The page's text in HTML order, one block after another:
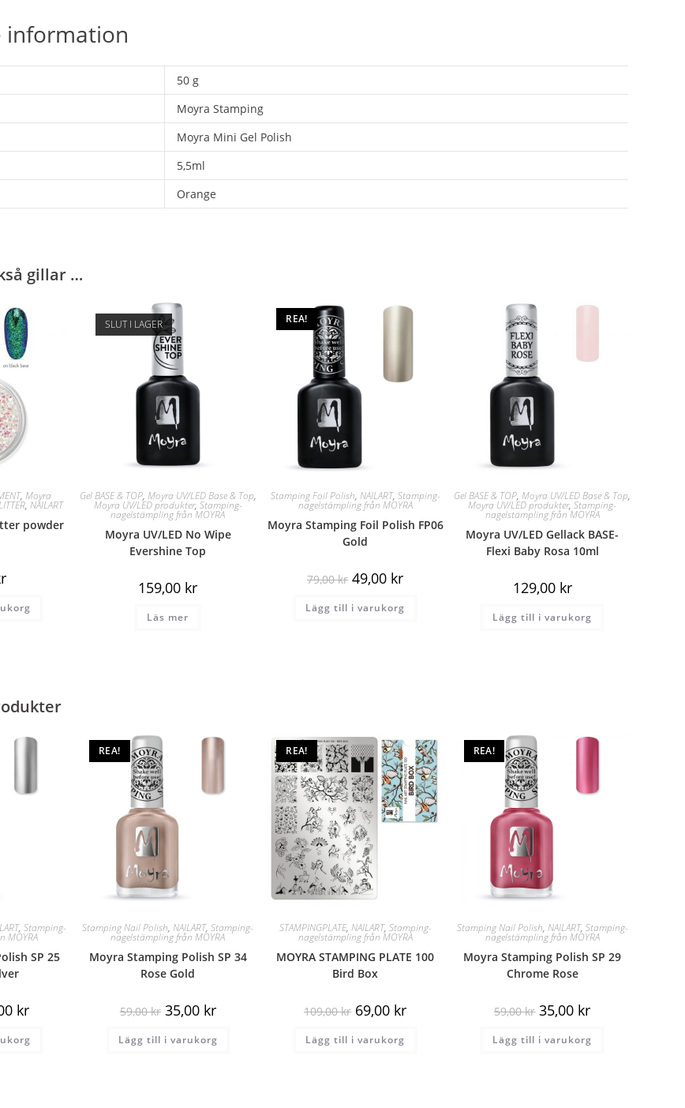
information
50 g
Moyra Stamping
Moyra Mini Gel Polish
5,5ml
Orange
gillar …
,Moyra
, NAILART
powder
SLUT I LAGER
Gel BASE & TOP, Moyra UV/LED Base & Top,
Moyra UV/LED produkter, Stamping-
nagelstämpling från MOYRA
Moyra UV/LED No Wipe
Evershine Top
159,00 kr
Läs mer
REA!
Stamping Foil Polish, NAILART, Stamping-
nagelstämpling från MOYRA
Moyra Stamping Foil Polish FP06
Gold
79,00kr 49,00 kr
Lägg till i varukorg
Gel BASE & TOP,Moyra UV/LED Base & Top,
Moyra UV/LED produkter,Stamping-
nagelstämpling från MOYRA
Moyra UV/LED Gellack BASE-
Flexi Baby Rosa 10ml
129,00 kr
Lägg till i varukorg
,Stamping-
MOYRA
SP 25
kr
REA!
Stamping Nail Polish,NAILART,Stamping-
nagelstämpling från MOYRA
Moyra Stamping Polish SP 34
Rose Gold
59,00kr 35,00 kr
Lägg till i varukorg
REA!
STAMPINGPLATE, NAILART, Stamping-
nagelstämpling från MOYRA
MOYRA STAMPING PLATE 100
Bird Box
109,00kr 69,00 kr
Lägg till i varukorg
REA!
Stamping Nail Polish, NAILART, Stamping-
nagelstämpling från MOYRA
Moyra Stamping Polish SP 29
Chrome Rose
59,00kr 35,00 kr
Lägg till i varukorg